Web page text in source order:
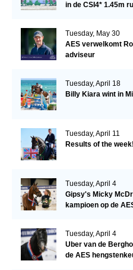
in de CSI4* 1.45m
Tuesday, May 30
AES verwelkomt
adviseur
Tuesday, April 18
Billy Kiara wint in
Tuesday, April 11
Results of the week!
Tuesday, April 4
Gipsy's Micky
kampioen op de
Tuesday, April 4
Uber van de
de AES